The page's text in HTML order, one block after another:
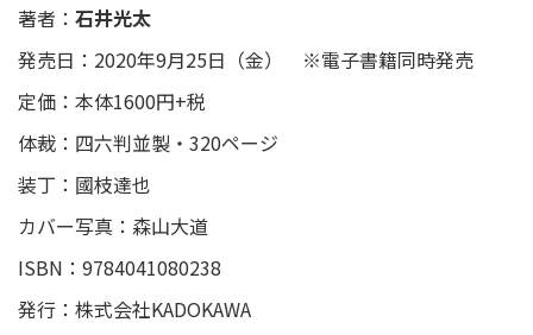
著者： 石井光太
発売日：2020年9月25日（金） ※電子書籍同時発売
定価：本体1600円+税
体裁：四六判並製・320ページ
装丁：國枝達也
カバー写真：森山大道
ISBN：9784041080238
発行：株式会社KADOKAWA